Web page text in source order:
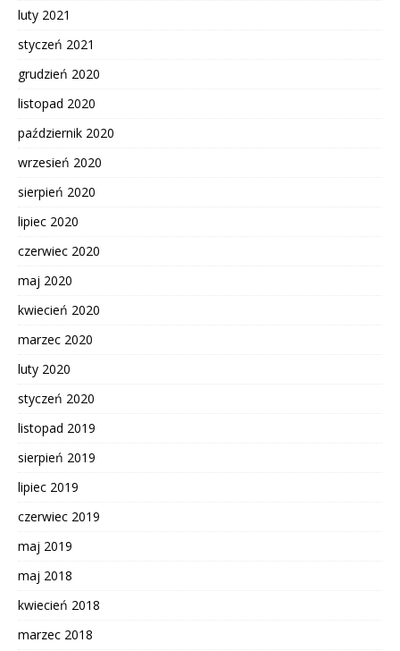
luty 2021
styczeń 2021
grudzień 2020
listopad 2020
październik 2020
wrzesień 2020
sierpień 2020
lipiec 2020
czerwiec 2020
maj 2020
kwiecień 2020
marzec 2020
luty 2020
styczeń 2020
listopad 2019
sierpień 2019
lipiec 2019
czerwiec 2019
maj 2019
maj 2018
kwiecień 2018
marzec 2018